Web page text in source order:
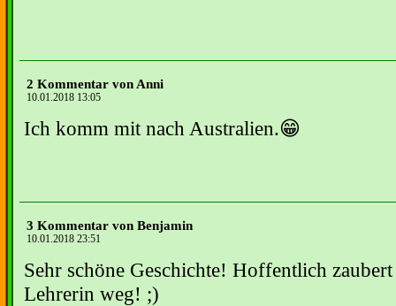
2 Kommentar von Anni
10.01.2018 13:05
Ich komm mit nach Australien.😁
3 Kommentar von Benjamin
10.01.2018 23:51
Sehr schöne Geschichte! Hoffentlich
Lehrerin weg! ;)